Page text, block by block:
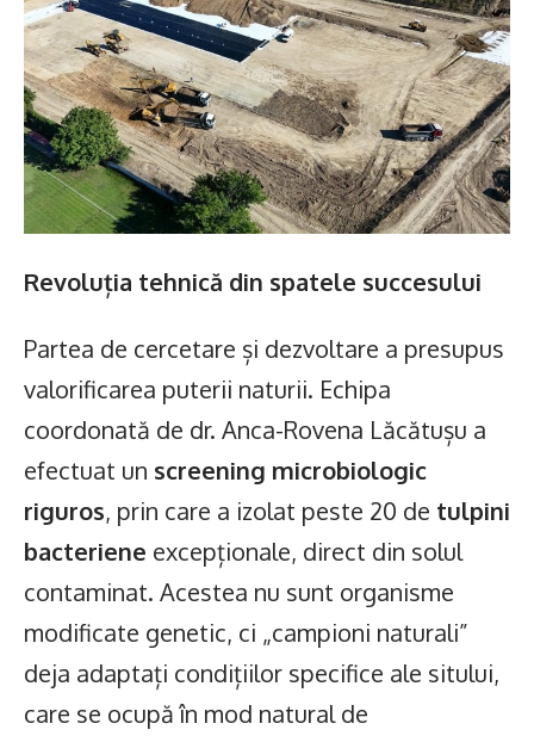
Revoluția tehnică din spatele succesului
Partea de cercetare și dezvoltare a presupus
valorificarea puterii naturii. Echipa
coordonată de dr. Anca-Rovena Lăcătușu a
efectuat un screening microbiologic
riguros, prin care a izolat peste 20 de tulpini
bacteriene excepționale, direct din solul
contaminat. Acestea nu sunt organisme
modificate genetic, ci „campioni naturali”
deja adaptați condițiilor specifice ale sitului,
care se ocupă în mod natural de